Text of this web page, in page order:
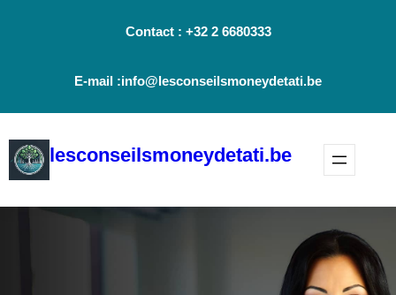
Contact : +32 2 6680333
E-mail :info@lesconseilsmoneydetati.be
lesconseilsmoneydetati.be